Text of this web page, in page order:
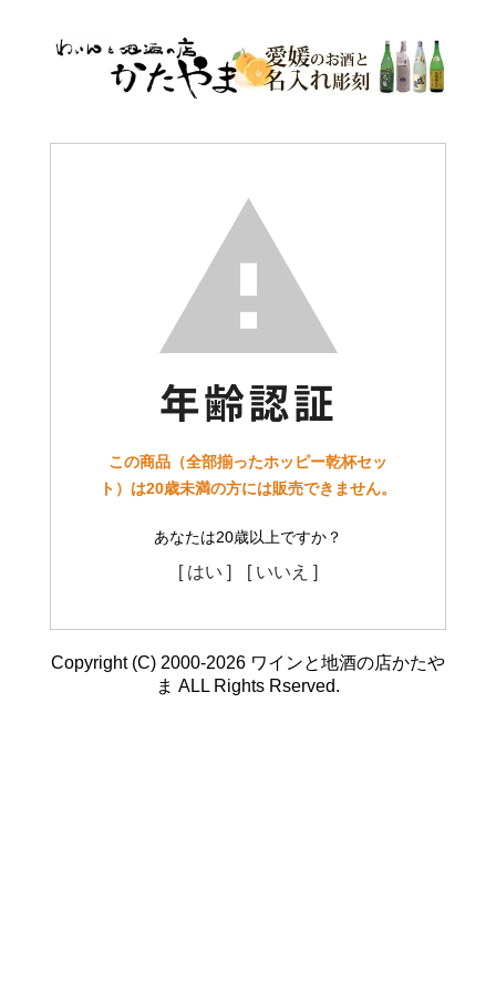
この商品（全部揃ったホッピー乾杯セッ
ト）は20歳未満の方には販売できません。
あなたは20歳以上ですか？
[ はい ] [ いいえ ]
Copyright (C) 2000-2026 ワインと地酒の店かたや
ま ALL Rights Rserved.